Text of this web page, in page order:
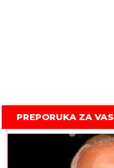
PREPORUKA ZA VAS